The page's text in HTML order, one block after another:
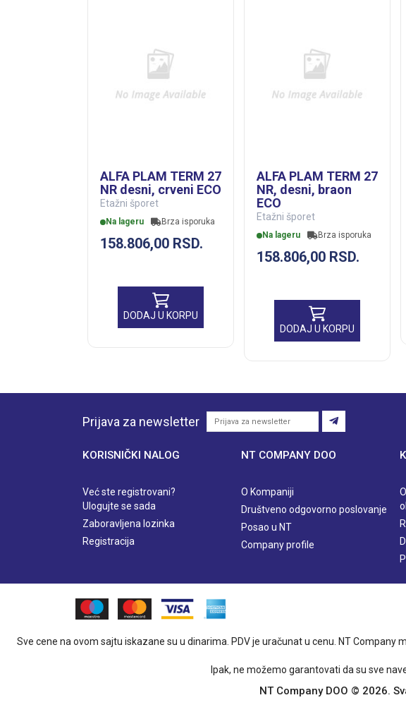
ALFA PLAM TERM 27
NR desni, crveni ECO
Etažni šporet
Na lageru Brza isporuka
158.806,00 RSD.
DODAJ U KORPU
ALFA PLAM TERM 27
NR, desni, braon
ECO
Etažni šporet
Na lageru Brza isporuka
158.806,00 RSD.
DODAJ U KORPU
Prijava za newsletter
KORISNIČKI NALOG
Već ste registrovani?
Ulogujte se sada
Zaboravljena lozinka
Registracija
NT COMPANY DOO
O Kompaniji
Društveno odgovorno poslovanje
Posao u NT
Company profile
Sve cene na ovom sajtu iskazane su u dinarima. PDV je uračunat u cenu. NT
Ipak, ne možemo garantovati da su sve
NT Company DOO © 2026.